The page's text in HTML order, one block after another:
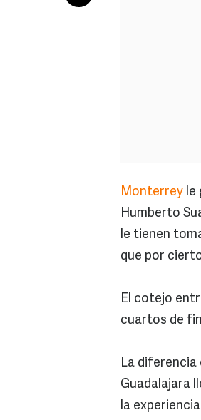
Monterrey le
Humberto
le tienen
que por
El cotejo
cuartos de
La diferencia
Guadalajara
la